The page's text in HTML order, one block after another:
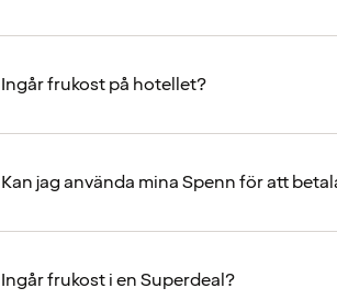
Ingår frukost på hotellet?
Kan jag använda mina Spenn för att
Ingår frukost i en Superdeal?